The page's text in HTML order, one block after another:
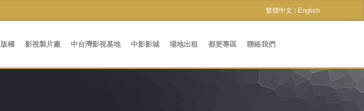
繁體中文 English
版權 影視製片廠 中台灣影視基地 中影影城 場地出租 都更專區 聯絡我們